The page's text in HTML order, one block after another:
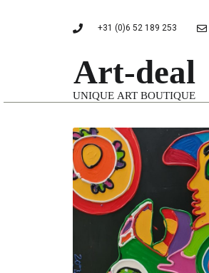
+31 (0)6 52 189 253